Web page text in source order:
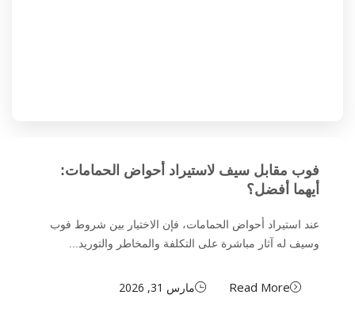
فوب مقابل سيف لاستيراد أحواض الحمامات:
أيهما أفضل؟
عند استيراد أحواض الحمامات، فإن الاختيار بين شروط فوب
وسيف له آثار مباشرة على التكلفة والمخاطر والتوريد...
Read More مارس 31, 2026